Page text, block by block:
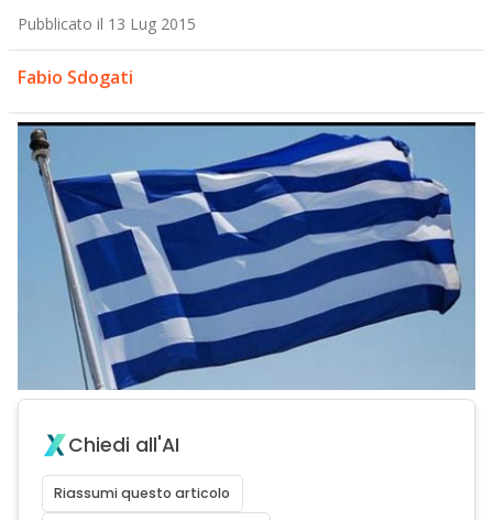
Pubblicato il 13 Lug 2015
Fabio Sdogati
Chiedi all'AI
Riassumi questo articolo